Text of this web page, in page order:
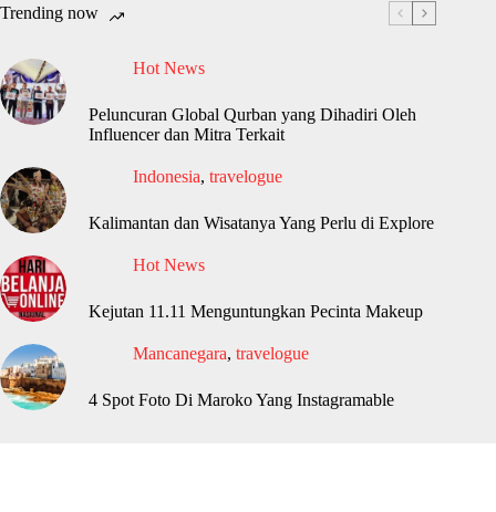
Trending now
Hot News
Peluncuran Global Qurban yang Dihadiri Oleh
Influencer dan Mitra Terkait
Indonesia, travelogue
Kalimantan dan Wisatanya Yang Perlu di Explore
Hot News
Kejutan 11.11 Menguntungkan Pecinta Makeup
Mancanegara, travelogue
4 Spot Foto Di Maroko Yang Instagramable